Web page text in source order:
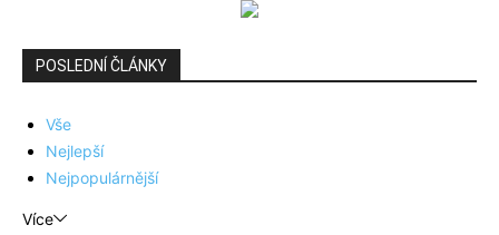
POSLEDNÍ ČLÁNKY
Vše
Nejlepší
Nejpopulárnější
Více